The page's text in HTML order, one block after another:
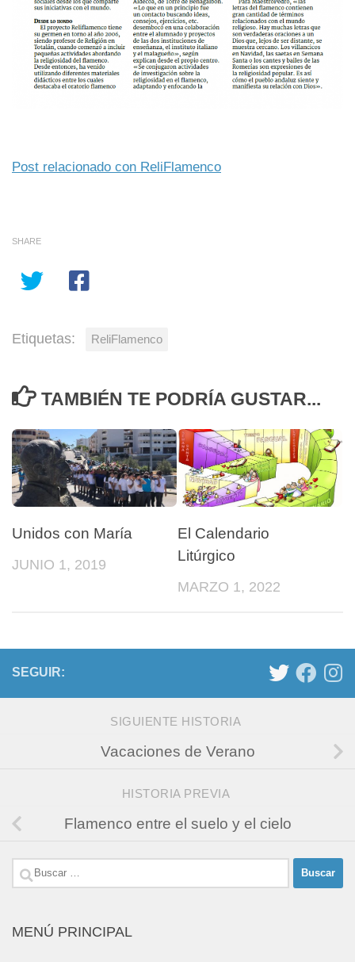
Post relacionado con ReliFlamenco
SHARE
Etiquetas: ReliFlamenco
TAMBIÉN TE PODRÍA GUSTAR...
Unidos con María
JUNIO 1, 2019
El Calendario
Litúrgico
MARZO 1, 2022
SEGUIR:
SIGUIENTE HISTORIA
Vacaciones de Verano
HISTORIA PREVIA
Flamenco entre el suelo y el cielo
Buscar:
MENÚ PRINCIPAL